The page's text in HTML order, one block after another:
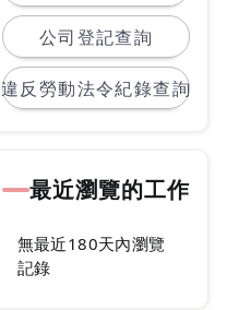
公司登記查詢
違反勞動法令紀錄查詢
最近瀏覽的工作
無最近180天內瀏覽
記錄